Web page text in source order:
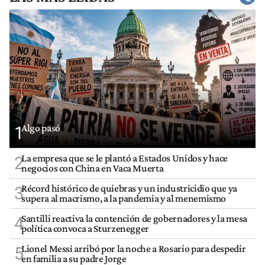
1Algo pasó
2La empresa que se le plantó a Estados Unidos y hace
negocios con China en Vaca Muerta
3Récord histórico de quiebras y un industricidio que ya
supera al macrismo, a la pandemia y al menemismo
4Santilli reactiva la contención de gobernadores y la mesa
política convoca a Sturzenegger
5Lionel Messi arribó por la noche a Rosario para despedir
en familia a su padre Jorge